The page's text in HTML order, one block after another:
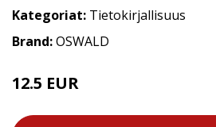
Kategoriat: Tietokirjallisuus
Brand:OSWALD
12.5 EUR